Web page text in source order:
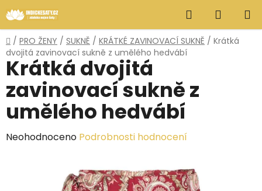
na
obsah
Hledat
KOŠÍK
Domů
/ PRO ŽENY / SUKNĚ / KRÁTKÉ ZAVINOVACÍ SUKNĚ / Krátká
dvojitá zavinovací sukně z umělého hedvábí
Krátká dvojitá
zavinovací sukně z
umělého hedvábí
Průměrné
Neohodnoceno Podrobnosti hodnocení